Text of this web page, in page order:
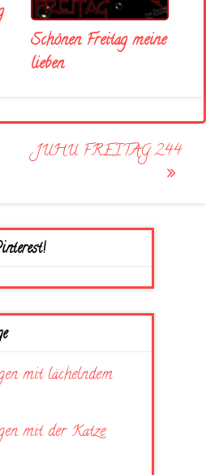
Schönen Freitag meine
lieben
JUHU FREITAG 244
mit lächelndem
mit der Katze